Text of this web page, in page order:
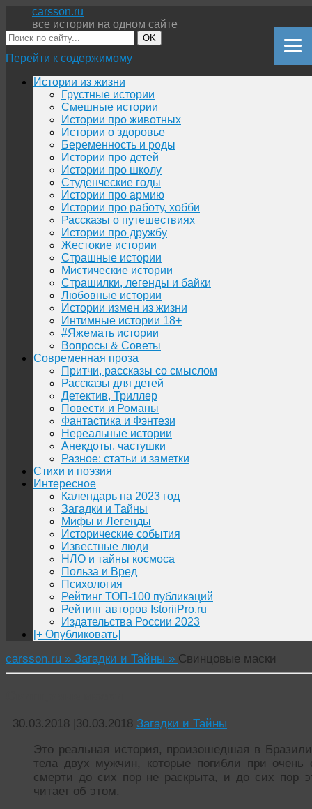
carsson.ru
все истории на одном сайте
OK
Перейти к содержимому
Истории из жизни
Грустные истории
Смешные истории
Истории про животных
Истории о здоровье
Беременность и роды
Истории про детей
Истории про школу
Студенческие годы
Истории про армию
Истории про работу, хобби
Рассказы о путешествиях
Истории про дружбу
Жестокие истории
Страшные истории
Мистические истории
Страшилки, легенды и байки
Любовные истории
Истории измен из жизни
Интимные истории 18+
#Яжемать истории
Вопросы & Советы
Современная проза
Притчи, рассказы со смыслом
Рассказы для детей
Детектив, Триллер
Повести и Романы
Фантастика и Фэнтези
Нереальные истории
Анекдоты, частушки
Разное: статьи и заметки
Стихи и поэзия
Интересное
Календарь на 2023 год
Загадки и Тайны
Мифы и Легенды
Исторические события
Известные люди
НЛО и тайны космоса
Польза и Вред
Психология
Рейтинг ТОП-100 публикаций
Рейтинг авторов IstoriiPro.ru
Издательства России 2023
[+ Опубликовать]
carsson.ru » Загадки и Тайны » Свинцовые маски
30.03.2018 |30.03.2018 Загадки и Тайны
Это реальная история, произошедшая в
тела двух мужчин, которые погибли при очень
смерти до сих пор не раскрыта, и до сих пор
читает об этом.